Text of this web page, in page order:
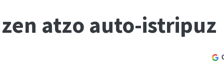
atzo auto-istripuz